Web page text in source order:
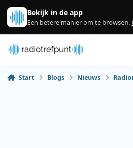
Spring naar bijdragen
Bekijk in de app
Een betere manier om te browsen.
Start Blogs Nieuws